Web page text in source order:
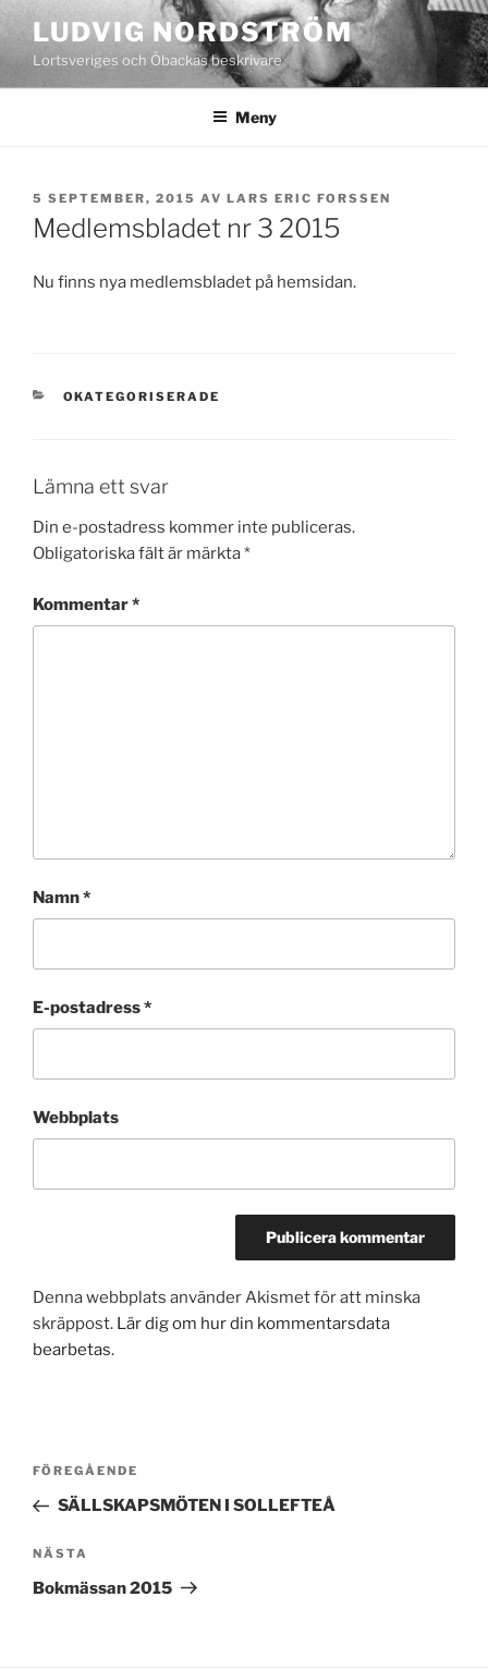
Hoppa
till
innehåll
LUDVIG NORDSTRÖM
Lortsveriges och Öbackas beskrivare
Meny
PUBLICERAT
5 SEPTEMBER, 2015 AV LARS ERIC FORSSEN
Medlemsbladet nr 3 2015
Nu finns nya medlemsbladet på hemsidan.
KATEGORIER
OKATEGORISERADE
Lämna ett svar
Din e-postadress kommer inte publiceras.
Obligatoriska fält är märkta*
Kommentar*
Namn*
E-postadress*
Webbplats
Denna webbplats använder Akismet för att minska
skräppost. Lär dig om hur din kommentarsdata
bearbetas.
Inläggsnavigering
Föregående
inlägg
FÖREGÅENDE
SÄLLSKAPSMÖTEN I SOLLEFTEÅ
Nästa
inlägg
NÄSTA
Bokmässan 2015